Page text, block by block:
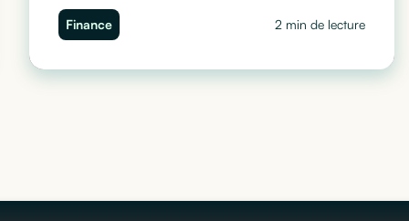
Acheter ou louer vos smartphones professionnels ?
Découvrez pourquoi le modèle OPEX séduit de plus en
plus d'entreprises et comment Cleaq vous aide à
Finance 2 min de lecture